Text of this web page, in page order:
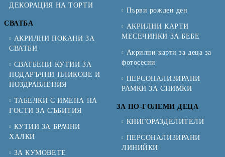
ДЕКОРАЦИЯ НА ТОРТИ
СВАТБА
АКРИЛНИ ПОКАНИ ЗА
СВАТБИ
СВАТБЕНИ КУТИИ ЗА
ПОДАРЪЧНИ ПЛИКОВЕ И
ПОЗДРАВЛЕНИЯ
ТАБЕЛКИ С ИМЕНА НА
ГОСТИ ЗА СЪБИТИЯ
КУТИИ ЗА БРАЧНИ
ХАЛКИ
ЗА КУМОВЕТЕ
Първи рожден ден
АКРИЛНИ КАРТИ
МЕСЕЧИНКИ ЗА БЕБЕ
Акрилни карти за деца за
фотосесии
ПЕРСОНАЛИЗИРАНИ
РАМКИ ЗА СНИМКИ
ЗА ПО-ГОЛЕМИ ДЕЦА
КНИГОРАЗДЕЛИТЕЛИ
ПЕРСОНАЛИЗИРАНИ
ЛИНИЙКИ